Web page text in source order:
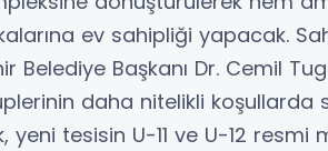
ev sahipliği yapacak.
Belediye Başkanı Dr. Cemil
daha nitelikli
yeni tesisin U-11 ve U-12 resmi